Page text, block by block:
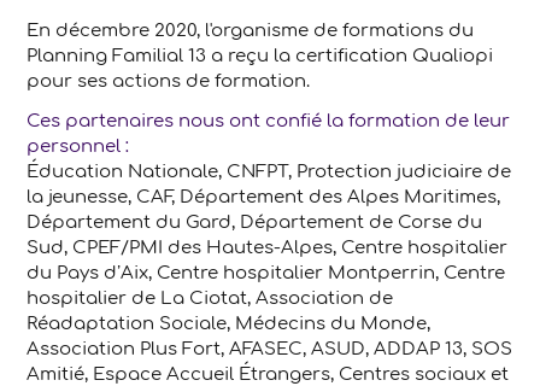
En décembre 2020, l'organisme de formations du
Planning Familial 13 a reçu la certification Qualiopi
pour ses actions de formation.
Ces partenaires nous ont confié la formation de leur
personnel :
Éducation Nationale, CNFPT, Protection judiciaire de
la jeunesse, CAF, Département des Alpes Maritimes,
Département du Gard, Département de Corse du
Sud, CPEF/PMI des Hautes-Alpes, Centre hospitalier
du Pays d’Aix, Centre hospitalier Montperrin, Centre
hospitalier de La Ciotat, Association de
Réadaptation Sociale, Médecins du Monde,
Association Plus Fort, AFASEC, ASUD, ADDAP 13, SOS
Amitié, Espace Accueil Étrangers, Centres sociaux et